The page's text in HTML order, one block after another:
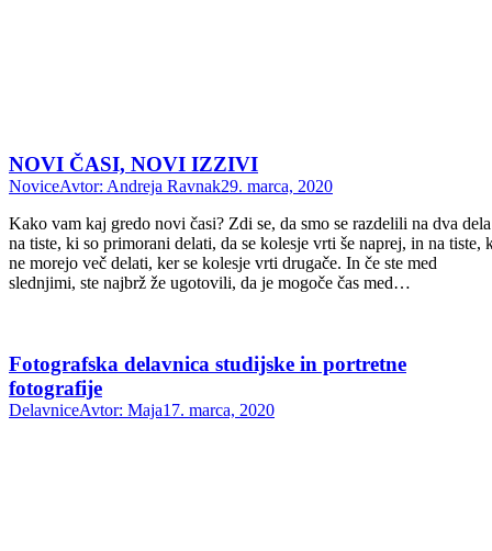
NOVI ČASI, NOVI IZZIVI
NoviceAvtor: Andreja Ravnak29. marca, 2020
Kako vam kaj gredo novi časi? Zdi se, da smo se razdelili na dva
na tiste, ki so primorani delati, da se kolesje vrti še naprej, in na tiste,
ne morejo več delati, ker se kolesje vrti drugače. In če ste med
slednjimi, ste najbrž že ugotovili, da je mogoče čas med…
Fotografska delavnica studijske in portretne
fotografije
DelavniceAvtor: Maja17. marca, 2020